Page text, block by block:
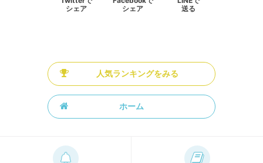
シェア
シェア
送る
人気ランキングをみる
ホーム